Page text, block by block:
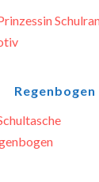
Regenbogen